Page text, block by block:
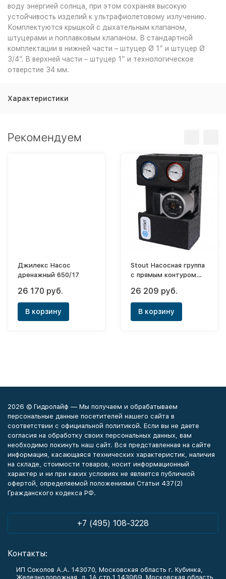
воду энергией солнца, при этом сохраняя высокую
устойчивость изделий к ультрафиолетовому излучению.
Комплектуются крышкой с дыхательным клапаном,
штуцерами и поплавковым клапаном. В стандартной
комплектации в нижней части – штуцер Ø 1” и штуцер Ø
3/4”. В верхней части – штуцер 1” и технологическое
отверстие 34 мм.
Характеристики
Рекомендуем
Джилекс Насос
дренажный 650/17
26 170 руб.
В корзину
Stout Насосная группа
с прямым контуром
Grundfos UPSO 15-65
130 в теплоизоляции
26 209 руб.
В корзину
2026 © Гидролайф — Мы получаем и обрабатываем
персональные данные посетителей нашего сайта в
соответствии с официальной политикой. Если вы не даете
согласия на обработку своих персональных данных, вам
необходимо покинуть наш сайт. Вся представленная на сайте
информация, касающаяся технических характеристик, наличия
на складе, стоимости товаров, носит информационный
характер и ни при каких условиях не является публичной
офертой, определяемой положениями Статьи 437(2)
Гражданского кодекса РФ.
+7 (495) 108-3228
Контакты:
ИП Соколов А.А. 143070, Московская область г. Кубинка,
Железнодорожная, д. 1А стр.1 143069, Московская область,